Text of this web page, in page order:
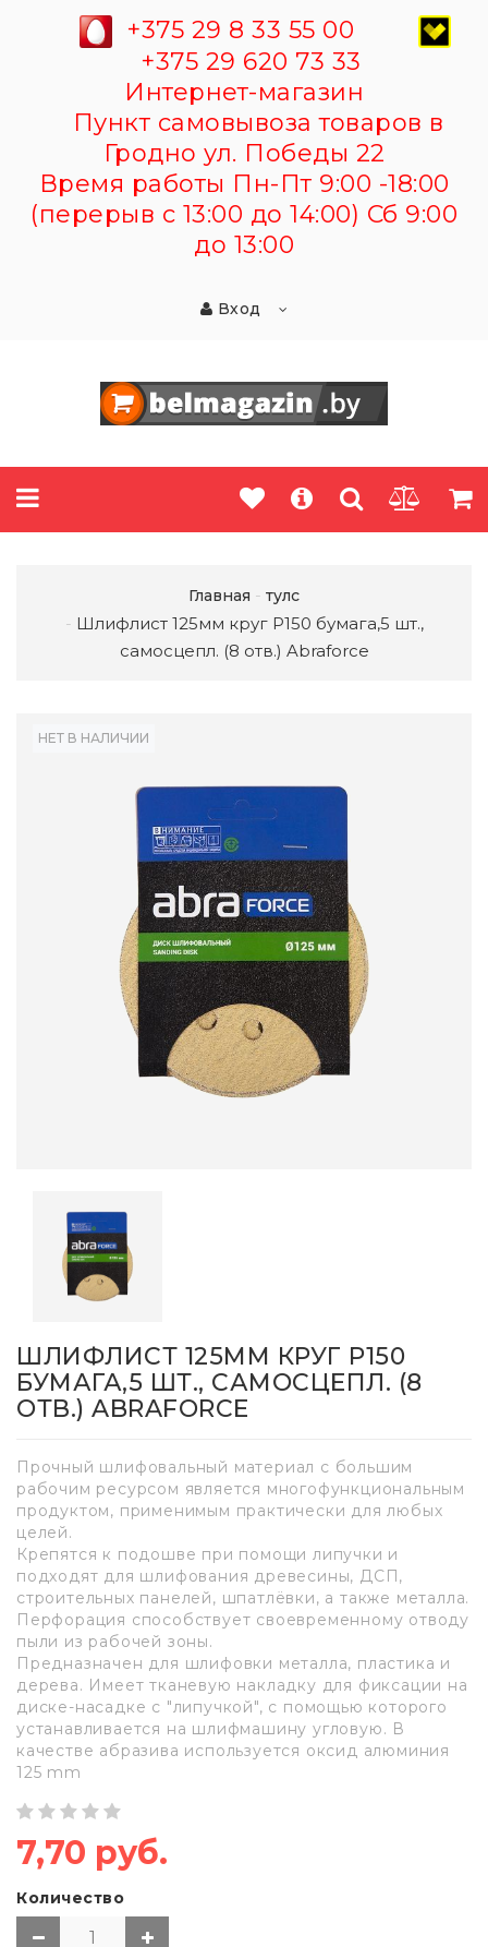
+375 29 8 33 55 00
+375 29 620 73 33
Интернет-магазин
Пункт самовывоза товаров в
Гродно ул. Победы 22
Время работы Пн-Пт 9:00 -18:00
(перерыв с 13:00 до 14:00) Сб 9:00
до 13:00
Вход
Главная тулс
Шлифлист 125мм круг P150 бумага,5 шт.,
самосцепл. (8 отв.) Abraforce
НЕТ В НАЛИЧИИ
ШЛИФЛИСТ 125ММ КРУГ P150
БУМАГА,5 ШТ., САМОСЦЕПЛ. (8
ОТВ.) ABRAFORCE
Прочный шлифовальный материал с большим
рабочим ресурсом является многофункциональным
продуктом, применимым практически для любых
целей.
Крепятся к подошве при помощи липучки и
подходят для шлифования древесины, ДСП,
строительных панелей, шпатлёвки, а также металла.
Перфорация способствует своевременному отводу
пыли из рабочей зоны.
Предназначен для шлифовки металла, пластика и
дерева. Имеет тканевую накладку для фиксации на
диске-насадке с "липучкой", с помощью которого
устанавливается на шлифмашину угловую. В
качестве абразива используется оксид алюминия
125 mm
7,70 руб.
Количество